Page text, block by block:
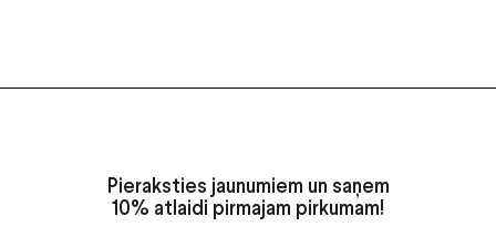
Pieraksties jaunumiem un saņem
10% atlaidi pirmajam pirkumam!